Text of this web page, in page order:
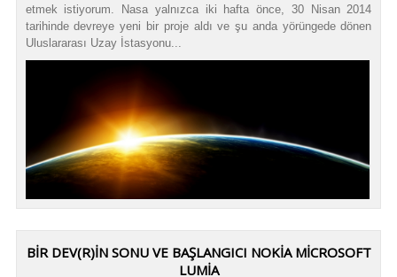
etmek istiyorum. Nasa yalnızca iki hafta önce, 30 Nisan 2014
tarihinde devreye yeni bir proje aldı ve şu anda yörüngede dönen
Uluslararası Uzay İstasyonu...
BIR DEV(R)IN SONU VE BAŞLANGICI NOKIA MICROSOFT
LUMIA